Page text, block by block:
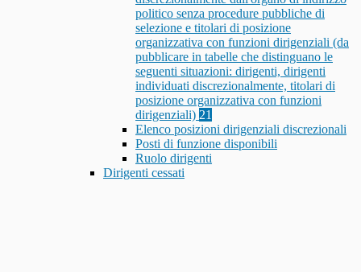
politico senza procedure pubbliche di
selezione e titolari di posizione
organizzativa con funzioni dirigenziali (da
pubblicare in tabelle che distinguano le
seguenti situazioni: dirigenti, dirigenti
individuati discrezionalmente, titolari di
posizione organizzativa con funzioni
dirigenziali) 21
Elenco posizioni dirigenziali discrezionali
Posti di funzione disponibili
Ruolo dirigenti
Dirigenti cessati